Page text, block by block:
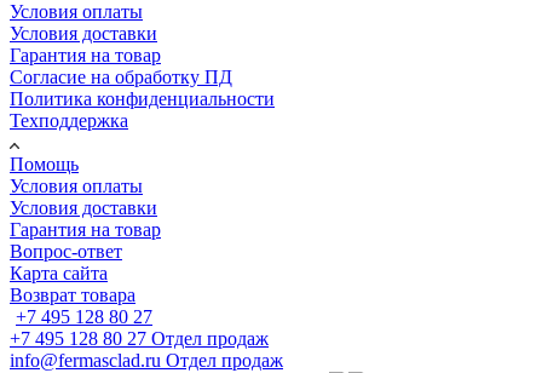
Условия оплаты
Условия доставки
Гарантия на товар
Согласие на обработку ПД
Политика конфиденциальности
Техподдержка
Помощь
Условия оплаты
Условия доставки
Гарантия на товар
Вопрос-ответ
Карта сайта
Возврат товара
+7 495 128 80 27
+7 495 128 80 27 Отдел продаж
info@fermasclad.ru Отдел продаж